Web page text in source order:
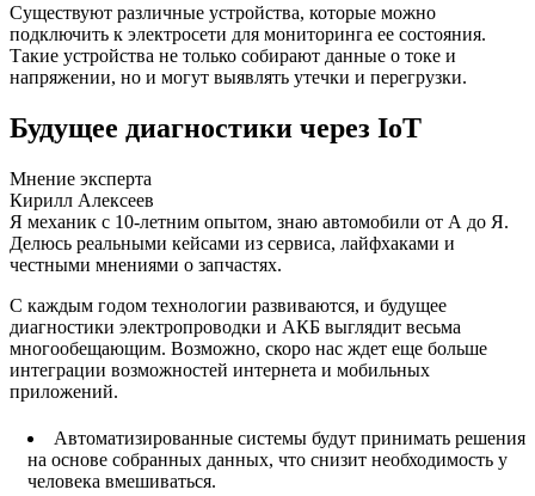
Существуют различные устройства, которые можно
подключить к электросети для мониторинга ее состояния.
Такие устройства не только собирают данные о токе и
напряжении, но и могут выявлять утечки и перегрузки.
Будущее диагностики через IoT
Мнение эксперта
Кирилл Алексеев
Я механик с 10-летним опытом, знаю автомобили от А до Я.
Делюсь реальными кейсами из сервиса, лайфхаками и
честными мнениями о запчастях.
С каждым годом технологии развиваются, и будущее
диагностики электропроводки и АКБ выглядит весьма
многообещающим. Возможно, скоро нас ждет еще больше
интеграции возможностей интернета и мобильных
приложений.
Автоматизированные системы будут принимать решения
на основе собранных данных, что снизит необходимость у
человека вмешиваться.